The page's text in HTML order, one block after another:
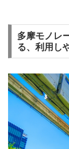
多摩モノレ
る、利用し